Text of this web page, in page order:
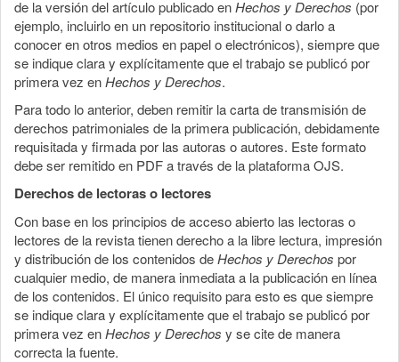
de la versión del artículo publicado enHechos y Derechos (por
ejemplo, incluirlo en un repositorio institucional o darlo a
conocer en otros medios en papel o electrónicos), siempre que
se indique clara y explícitamente que el trabajo se publicó por
primera vez enHechos y Derechos.
Para todo lo anterior, deben remitir la carta de transmisión de
derechos patrimoniales de la primera publicación, debidamente
requisitada y firmada por las autoras o autores. Este formato
debe ser remitido en PDF a través de la plataforma OJS.
Derechos de lectoras o lectores
Con base en los principios de acceso abierto las lectoras o
lectores de la revista tienen derecho a la libre lectura, impresión
y distribución de los contenidos deHechos y Derechos por
cualquier medio, de manera inmediata a la publicación en línea
de los contenidos. El único requisito para esto es que siempre
se indique clara y explícitamente que el trabajo se publicó por
primera vez enHechos y Derechos y se cite de manera
correcta la fuente.